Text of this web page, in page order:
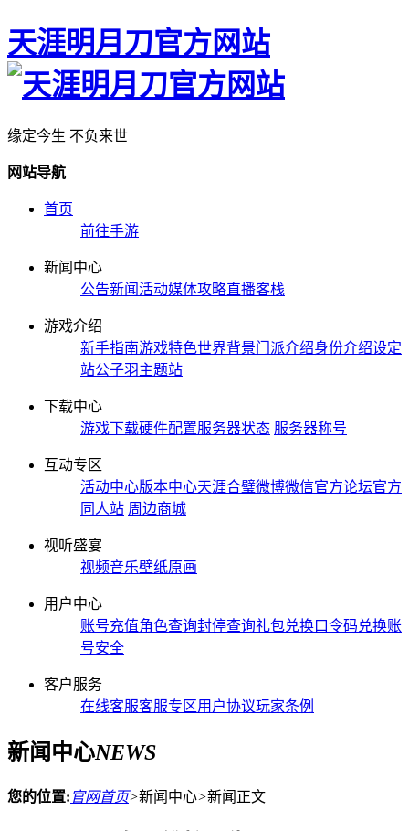
天涯明月刀官方网站
缘定今生 不负来世
网站导航
首页
前往手游
新闻中心
公告新闻活动媒体攻略直播客栈
游戏介绍
新手指南游戏特色世界背景门派介绍身份介绍设定
站公子羽主题站
下载中心
游戏下载硬件配置服务器状态 服务器称号
互动专区
活动中心版本中心天涯合璧微博微信官方论坛官方
同人站 周边商城
视听盛宴
视频音乐壁纸原画
用户中心
账号充值角色查询封停查询礼包兑换口令码兑换账
号安全
客户服务
在线客服客服专区用户协议玩家条例
新闻中心NEWS
您的位置: 官网首页>新闻中心>新闻正文